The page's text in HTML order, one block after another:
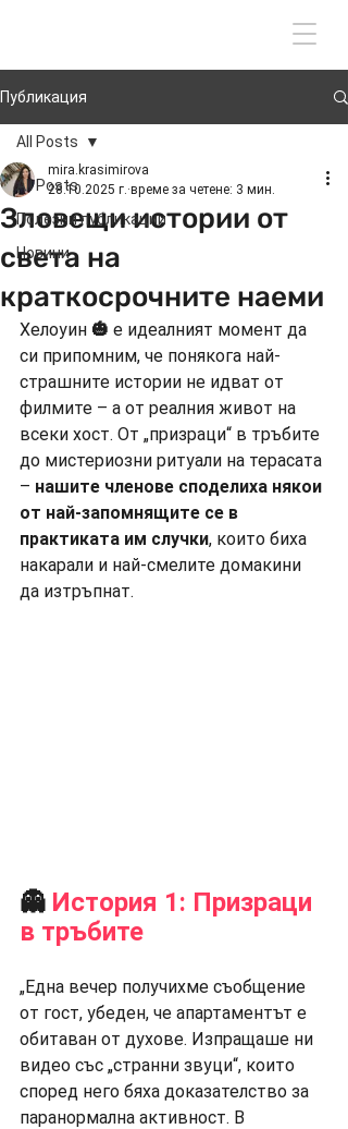
Публикация
All Posts
Полезни публикации
Новини
All Posts
Зловещи истории от
света на
краткосрочните наеми
mira.krasimirova
28.10.2025 г. време за четене: 3 мин.
Хелоуин 🎃 е идеалният момент да
си припомним, че понякога най-
страшните истории не идват от
филмите – а от реалния живот на
всеки хост. От „призраци“ в тръбите
до мистериозни ритуали на терасата
– нашите членове споделиха някои
от най-запомнящите се в
практиката им случки, които биха
накарали и най-смелите домакини
да изтръпнат.
👻 История 1: Призраци
в тръбите
„Една вечер получихме съобщение
от гост, убеден, че апартаментът е
обитаван от духове. Изпращаше ни
видео със „странни звуци“, които
според него бяха доказателство за
паранормална активност. В